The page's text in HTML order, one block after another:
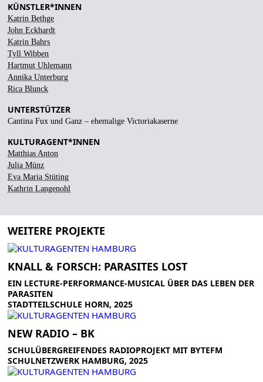
KÜNSTLER*INNEN
Katrin Bethge
John Eckhardt
Katrin Bahrs
Tyll Wibben
Hartmut Uhlemann
Annika Unterburg
Rica Blunck
UNTERSTÜTZER
Cantina Fux und Ganz – ehemalige Victoriakaserne
KULTURAGENT*INNEN
Matthias Anton
Julia Münz
Eva Maria Stüting
Kathrin Langenohl
WEITERE PROJEKTE
KNALL & FORSCH: PARASITES LOST
EIN LECTURE-PERFORMANCE-MUSICAL ÜBER DAS LEBEN DER
PARASITEN
STADTTEILSCHULE HORN, 2025
NEW RADIO – BK
SCHULÜBERGREIFENDES RADIOPROJEKT MIT BYTEFM
SCHULNETZWERK HAMBURG, 2025